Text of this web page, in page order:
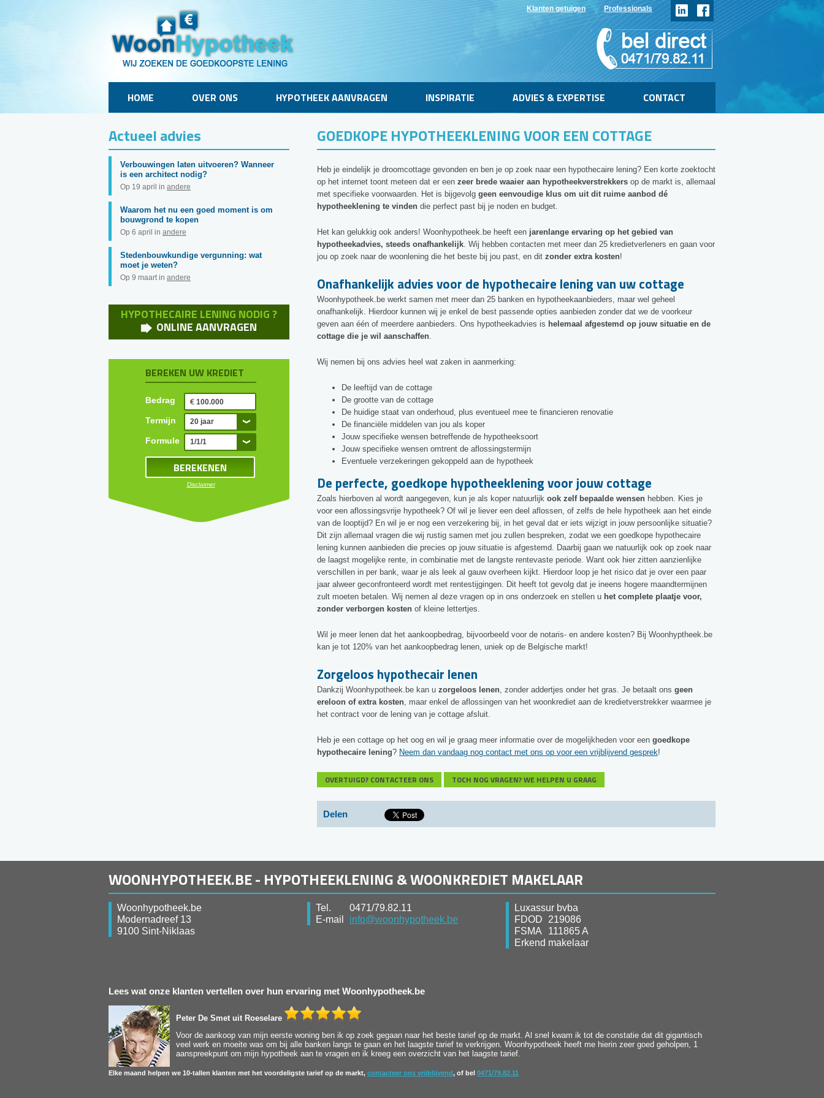
Klanten getuigen Professionals
HOME OVER ONS HYPOTHEEK AANVRAGEN INSPIRATIE ADVIES & EXPERTISE CONTACT
GOEDKOPE HYPOTHEEKLENING VOOR EEN COTTAGE
Heb je eindelijk je droomcottage gevonden en ben je op zoek naar een hypothecaire lening? Een korte zoektocht
op het internet toont meteen dat er een zeer brede waaier aan hypotheekverstrekkers op de markt is, allemaal
met specifieke voorwaarden. Het is bijgevolg geen eenvoudige klus om uit dit ruime aanbod dé
hypotheeklening te vinden die perfect past bij je noden en budget.
Het kan gelukkig ook anders! Woonhypotheek.be heeft een jarenlange ervaring op het gebied van
hypotheekadvies, steeds onafhankelijk. Wij hebben contacten met meer dan 25 kredietverleners en gaan voor
jou op zoek naar de woonlening die het beste bij jou past, en dit zonder extra kosten!
Onafhankelijk advies voor de hypothecaire lening van uw cottage
Woonhypotheek.be werkt samen met meer dan 25 banken en hypotheekaanbieders, maar wel geheel
onafhankelijk. Hierdoor kunnen wij je enkel de best passende opties aanbieden zonder dat we de voorkeur
geven aan één of meerdere aanbieders. Ons hypotheekadvies is helemaal afgestemd op jouw situatie en de
cottage die je wil aanschaffen.
Wij nemen bij ons advies heel wat zaken in aanmerking:
De leeftijd van de cottage
De grootte van de cottage
De huidige staat van onderhoud, plus eventueel mee te financieren renovatie
De financiële middelen van jou als koper
Jouw specifieke wensen betreffende de hypotheeksoort
Jouw specifieke wensen omtrent de aflossingstermijn
Eventuele verzekeringen gekoppeld aan de hypotheek
De perfecte, goedkope hypotheeklening voor jouw cottage
Zoals hierboven al wordt aangegeven, kun je als koper natuurlijk ook zelf bepaalde wensen hebben. Kies je
voor een aflossingsvrije hypotheek? Of wil je liever een deel aflossen, of zelfs de hele hypotheek aan het einde
van de looptijd? En wil je er nog een verzekering bij, in het geval dat er iets wijzigt in jouw persoonlijke situatie?
Dit zijn allemaal vragen die wij rustig samen met jou zullen bespreken, zodat we een goedkope hypothecaire
lening kunnen aanbieden die precies op jouw situatie is afgestemd. Daarbij gaan we natuurlijk ook op zoek naar
de laagst mogelijke rente, in combinatie met de langste rentevaste periode. Want ook hier zitten aanzienlijke
verschillen in per bank, waar je als leek al gauw overheen kijkt. Hierdoor loop je het risico dat je over een paar
jaar alweer geconfronteerd wordt met rentestijgingen. Dit heeft tot gevolg dat je ineens hogere maandtermijnen
zult moeten betalen. Wij nemen al deze vragen op in ons onderzoek en stellen u het complete plaatje voor,
zonder verborgen kosten of kleine lettertjes.
Wil je meer lenen dat het aankoopbedrag, bijvoorbeeld voor de notaris- en andere kosten? Bij Woonhyptheek.be
kan je tot 120% van het aankoopbedrag lenen, uniek op de Belgische markt!
Zorgeloos hypothecair lenen
Dankzij Woonhypotheek.be kan u zorgeloos lenen, zonder addertjes onder het gras. Je betaalt ons geen
ereloon of extra kosten, maar enkel de aflossingen van het woonkrediet aan de kredietverstrekker waarmee je
het contract voor de lening van je cottage afsluit.
Heb je een cottage op het oog en wil je graag meer informatie over de mogelijkheden voor een goedkope
hypothecaire lening? Neem dan vandaag nog contact met ons op voor een vrijblijvend gesprek!
OVERTUIGD? CONTACTEER ONS TOCH NOG VRAGEN? WE HELPEN U GRAAG
Delen
Actueel advies
Verbouwingen laten uitvoeren? Wanneer
is een architect nodig?
Op 19 april in andere
Waarom het nu een goed moment is om
bouwgrond te kopen
Op 6 april in andere
Stedenbouwkundige vergunning: wat
moet je weten?
Op 9 maart in andere
HYPOTHECAIRE LENING NODIG ?
ONLINE AANVRAGEN
BEREKEN UW KREDIET
Bedrag
Termijn 20 jaar
Formule 1/1/1
Disclaimer
WOONHYPOTHEEK.BE - HYPOTHEEKLENING & WOONKREDIET MAKELAAR
Woonhypotheek.be
Modernadreef 13
9100 Sint-Niklaas
Tel.
0471/79.82.11
E-mail
info@woonhypotheek.be
Luxassur bvba
FDOD
219086
FSMA
111865 A
Erkend makelaar
Lees wat onze klanten vertellen over hun ervaring met Woonhypotheek.be
Peter De Smet uit Roeselare
Voor de aankoop van mijn eerste woning ben ik op zoek gegaan naar het beste tarief op de markt. Al snel kwam ik tot de constatie dat dit gigantisch
veel werk en moeite was om bij alle banken langs te gaan en het laagste tarief te verkrijgen. Woonhypotheek heeft me hierin zeer goed geholpen, 1
aanspreekpunt om mijn hypotheek aan te vragen en ik kreeg een overzicht van het laagste tarief.
Elke maand helpen we 10-tallen klanten met het voordeligste tarief op de markt, contacteer ons vrijblijvend, of bel 0471/79.82.11